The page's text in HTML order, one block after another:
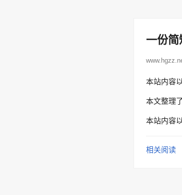
一份
本站内容
本文整理
本站内容
相关阅读